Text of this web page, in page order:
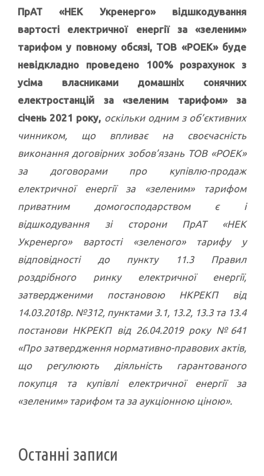
ПрАТ «НЕК Укренерго» відшкодування
вартості електричної енергії за «зеленим»
тарифом у повному обсязі, ТОВ «РОЕК» буде
невідкладно проведено 100% розрахунок з
усіма власниками домашніх сонячних
електростанцій за «зеленим тарифом» за
січень 2021 року, оскільки одним з об’єктивних
чинником, що впливає на своєчасність
виконання договірних зобов’язань ТОВ «РОЕК»
за договорами про купівлю-продаж
електричної енергії за «зеленим» тарифом
приватним домогосподарством є і
відшкодування зі сторони ПрАТ «НЕК
Укренерго» вартості «зеленого» тарифу у
відповідності до пункту 11.3 Правил
роздрібного ринку електричної енергії,
затвердженими постановою НКРЕКП від
14.03.2018р. №312, пунктами 3.1, 13.2, 13.3 та 13.4
постанови НКРЕКП від 26.04.2019 року №641
«Про затвердження нормативно-правових актів,
що регулюють діяльність гарантованого
покупця та купівлі електричної енергії за
«зеленим» тарифом та за аукціонною ціною».
Останні записи